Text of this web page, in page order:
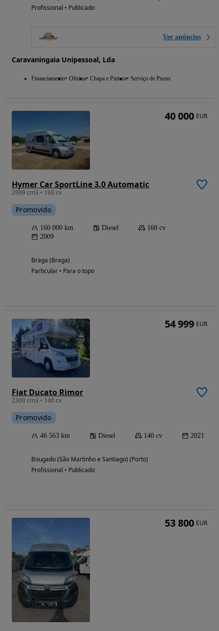
Profissional • Publicado
Ver anúncios
Caravaningaia Unipessoal, Lda
Financiamento Oficina Chapa e Pintura Serviço de Pneus
Hymer Car SportLine 3.0 Automatic
2999 cm3 • 160 cv
Promovido
160 000 km Diesel
160 cv
2009
Braga (Braga)
Particular • Para o topo
40 000 EUR
Fiat Ducato Rimor
2300 cm3 • 140 cv
Promovido
46 563 km Diesel 140 cv 2021
Bougado (São Martinho e Santiago) (Porto)
Profissional • Publicado
54 999 EUR
53 800 EUR